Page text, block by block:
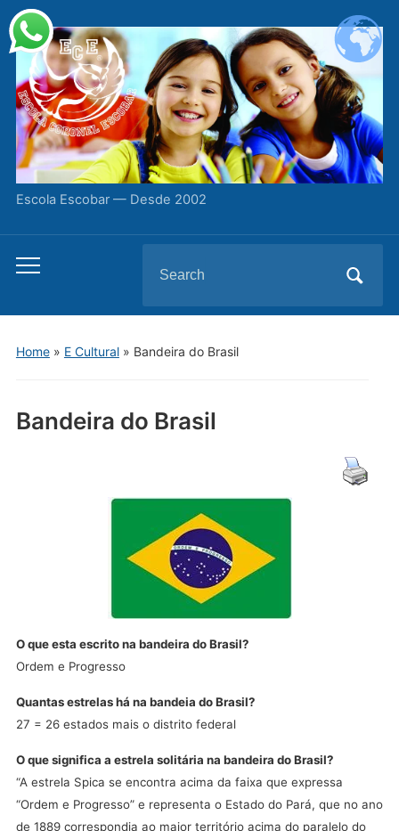
Escola Escobar — Desde 2002
Toggle
menu
for:
Home» E Cultural» Bandeira do Brasil
Bandeira do Brasil
O que esta escrito na bandeira do Brasil?
Ordem e Progresso
Quantas estrelas há na bandeia do Brasil?
27 = 26 estados mais o distrito federal
O que significa a estrela solitária na bandeira do Brasil?
“A estrela Spica se encontra acima da faixa que expressa
“Ordem e Progresso” e representa o Estado do Pará, que no ano
de 1889 correspondia ao maior território acima do paralelo do